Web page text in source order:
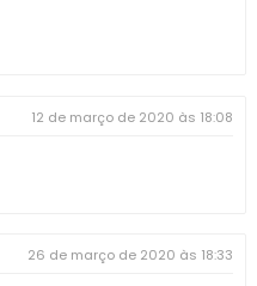
12 de março de 2020 às 18:08
26 de março de 2020 às 18:33